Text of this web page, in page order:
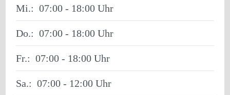
Mi.: 07:00 - 18:00
Do.: 07:00 - 18:00
Fr.: 07:00 - 18:00
Sa.: 07:00 - 12:00